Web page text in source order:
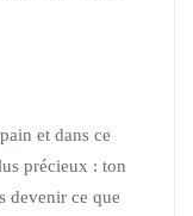
et dans ce
précieux : ton
devenir ce que